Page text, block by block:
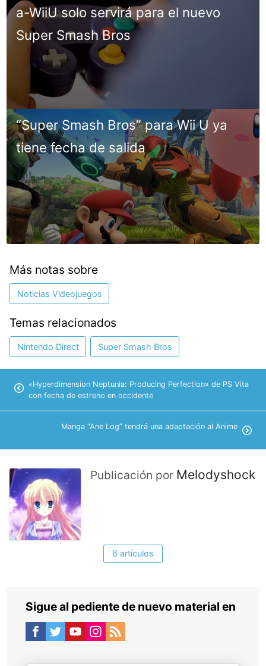
a-WiiU solo servirá para el nuevo
Super Smash Bros
“Super Smash Bros” para Wii U ya
tiene fecha de salida
Más notas sobre
Noticias Videojuegos
Temas relacionados
Nintendo Direct Super Smash Bros
«Hyperdimension Neptunia: Producing Perfection» de PS Vita
con fecha de estreno en occidente
Manga “Ane Log” tendrá una adaptación al Anime
Publicación por Melodyshock
6 artículos
Sigue al pediente de nuevo material en